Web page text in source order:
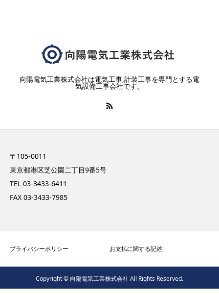
向陽電気工業株式会社は電気工事,計装工事を専門とする電
気設備工事会社です。
〒105-0011
東京都港区芝公園二丁目9番5号
TEL 03-3433-6411
FAX 03-3433-7985
プライバシーポリシー お支払に関する記述
Copyright © 向陽電気工業株式会社 All Rights Reserved.